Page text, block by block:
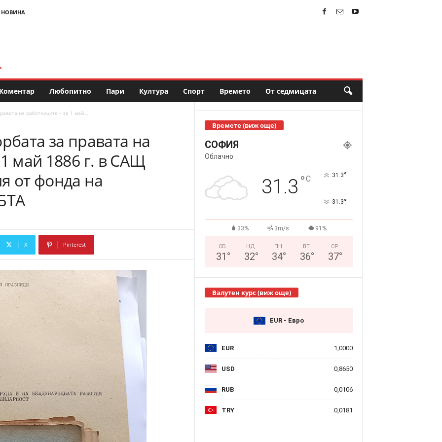
НОВИНА
Коментар Любопитно Пари Култура Спорт Времето От седмицата
на работниците – за 1 май...
за правата на
май 1886 г. в САЩ
от фонда на
X Pinterest
Времете (виж още)
СОФИЯ
Облачно
31.3 °C 31.3°
31.3°
33% 3m/s 91%
СБ
31 °
НД
32°
ПН
34°
ВТ
36°
СР
37°
Валутен курс (виж още)
EUR - Евро
EUR 1,0000
USD 0,8650
RUB 0,0106
TRY 0,0181